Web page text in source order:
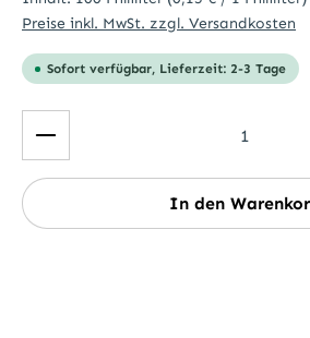
Preise inkl. MwSt. zzgl. Versandkosten
Sofort verfügbar, Lieferzeit: 2-3 Tage
Produkt Anzahl: Gib den
In den